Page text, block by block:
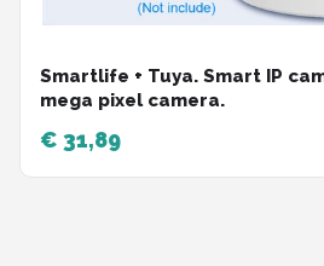
Smartlife + Tuya. Smart IP
mega pixel camera.
€ 31,89